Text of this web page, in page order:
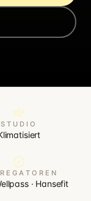
STUDIO
· Hansefit